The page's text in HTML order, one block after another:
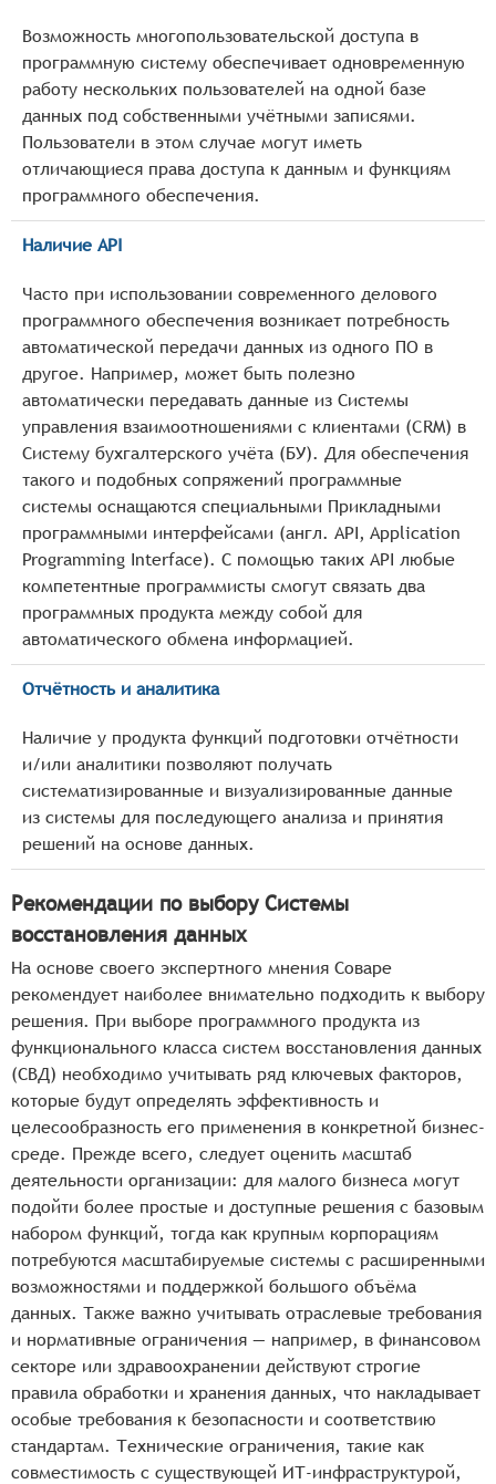
Возможность многопользовательской доступа в
программную систему обеспечивает одновременную
работу нескольких пользователей на одной базе
данных под собственными учётными записями.
Пользователи в этом случае могут иметь
отличающиеся права доступа к данным и функциям
программного обеспечения.
Наличие API
Часто при использовании современного делового
программного обеспечения возникает потребность
автоматической передачи данных из одного ПО в
другое. Например, может быть полезно
автоматически передавать данные из Системы
управления взаимоотношениями с клиентами (CRM) в
Систему бухгалтерского учёта (БУ). Для обеспечения
такого и подобных сопряжений программные
системы оснащаются специальными Прикладными
программными интерфейсами (англ. API, Application
Programming Interface). С помощью таких API любые
компетентные программисты смогут связать два
программных продукта между собой для
автоматического обмена информацией.
Отчётность и аналитика
Наличие у продукта функций подготовки отчётности
и/или аналитики позволяют получать
систематизированные и визуализированные данные
из системы для последующего анализа и принятия
решений на основе данных.
Рекомендации по выбору Системы
восстановления данных
На основе своего экспертного мнения Соваре
рекомендует наиболее внимательно подходить к выбору
решения. При выборе программного продукта из
функционального класса систем восстановления данных
(СВД) необходимо учитывать ряд ключевых факторов,
которые будут определять эффективность и
целесообразность его применения в конкретной бизнес-
среде. Прежде всего, следует оценить масштаб
деятельности организации: для малого бизнеса могут
подойти более простые и доступные решения с базовым
набором функций, тогда как крупным корпорациям
потребуются масштабируемые системы с расширенными
возможностями и поддержкой большого объёма
данных. Также важно учитывать отраслевые требования
и нормативные ограничения — например, в финансовом
секторе или здравоохранении действуют строгие
правила обработки и хранения данных, что накладывает
особые требования к безопасности и соответствию
стандартам. Технические ограничения, такие как
совместимость с существующей ИТ-инфраструктурой,